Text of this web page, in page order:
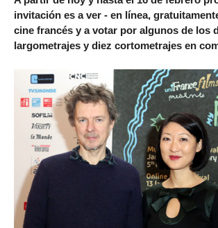
invitación es a ver - en línea,
cine francés y a votar por algunos de los
largometrajes y diez cortometrajes en